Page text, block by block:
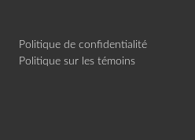
Politique de confidentialité
Politique sur les témoins